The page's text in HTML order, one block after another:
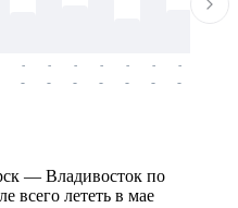
-
-
-
-
-
-
-
-
-
-
-
-
-
-
— Владивосток по
всего лететь в мае